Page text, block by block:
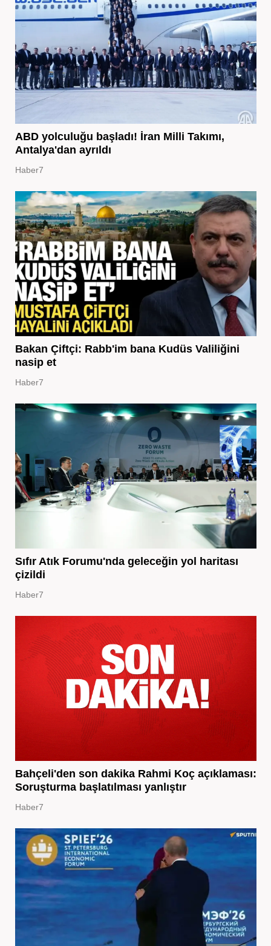
ABD yolculuğu başladı! İran Milli Takımı,
Antalya'dan ayrıldı
Haber7
Bakan Çiftçi: Rabb'im bana Kudüs Valiliğini
nasip et
Haber7
Sıfır Atık Forumu'nda geleceğin yol haritası
çizildi
Haber7
Bahçeli'den son dakika Rahmi Koç açıklaması:
Soruşturma başlatılması yanlıştır
Haber7